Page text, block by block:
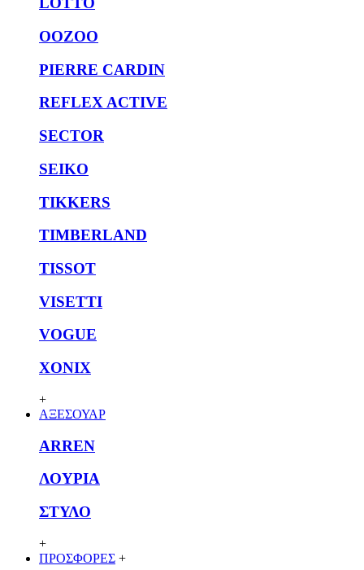
OOZOO
PIERRE CARDIN
REFLEX ACTIVE
SECTOR
SEIKO
TIKKERS
TIMBERLAND
TISSOT
VISETTI
VOGUE
XONIX
+
ΑΞΕΣΟΥΑΡ
ARREN
ΛΟΥΡΙΑ
ΣΤΥΛΟ
+
ΠΡΟΣΦΟΡΕΣ +